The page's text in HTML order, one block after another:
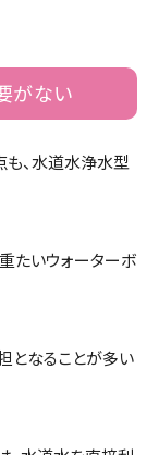
がない
も、水道水浄水型
たいウォーターボ
となることが多い